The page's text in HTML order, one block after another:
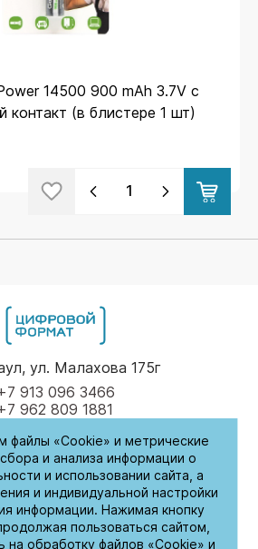
14500 900 mAh 3.7V с
контакт (в блистере 1 шт)
913 096 3466
962 809 1881
ул. Малахова 175г
9.00 - 17.00
с 14:00-14:30)
Выходные
файлы «Cookie» и метрические
и анализа информации о
и использовании сайта, а
и индивидуальной настройки
информации. Нажимая кнопку
пользоваться сайтом,
на обработку файлов «Cookie» и